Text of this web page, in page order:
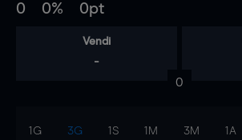
0 0% 0pt
Vendi
-
0
1G 3G 1S 1M 3M 1A